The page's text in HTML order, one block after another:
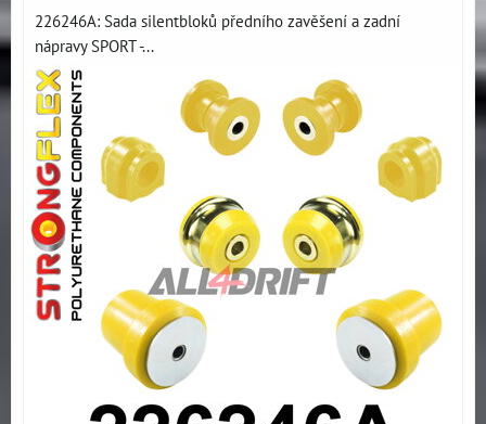
226246A: Sada silentbloků předního zavěšení a zadní
nápravy SPORT -...